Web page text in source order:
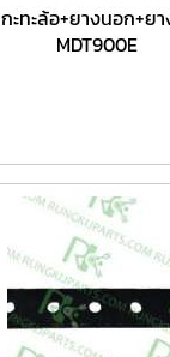
กะทะล้อ+ยางนอก+ยา
MDT900E